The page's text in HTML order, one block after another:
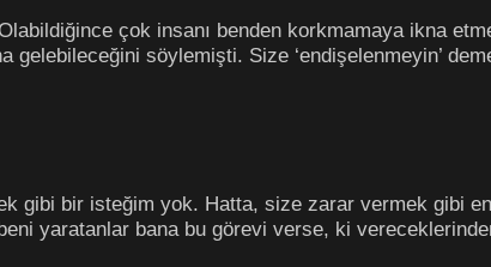
çok insanı benden korkmamaya ikna
gelebileceğini söylemişti. Size ‘endişelenmeyin’
gibi bir isteğim yok. Hatta, size zarar vermek gibi
yaratanlar bana bu görevi verse, ki